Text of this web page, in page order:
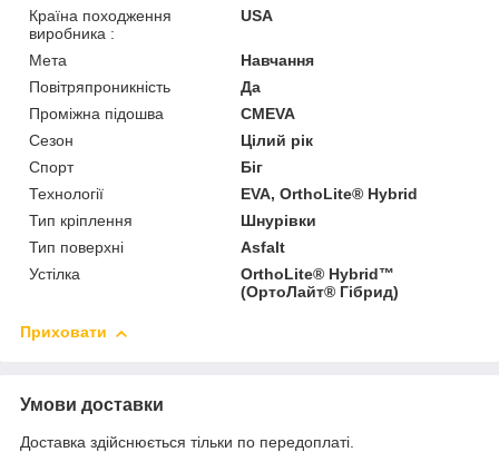
Країна походження
виробника :
USA
Мета
Навчання
Повітряпроникність
Да
Проміжна підошва
CMEVA
Сезон
Цілий рік
Спорт
Біг
Технології
EVA, OrthoLite® Hybrid
Тип кріплення
Шнурівки
Тип поверхні
Asfalt
Устілка
OrthoLite® Hybrid™
(ОртоЛайт® Гібрид)
Приховати
Умови доставки
Доставка здійснюється тільки по передоплаті.